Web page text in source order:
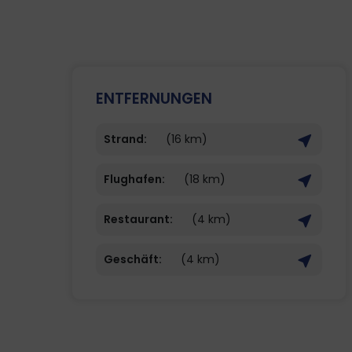
ENTFERNUNGEN
Strand: (16 km)
Flughafen: (18 km)
Restaurant: (4 km)
Geschäft: (4 km)